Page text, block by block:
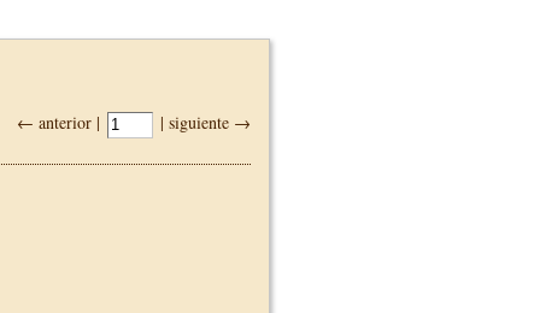
← anterior | | siguiente →